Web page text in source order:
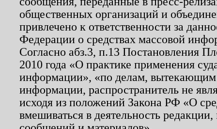
общественных организаций и
привлечено к ответственности за
Федерации о средствах массовой
Согласно абз.3, п.13 Постановления
2010 года «О практике применения
информации», «по делам, вытекающим
информации, распространитель не
исходя из положений Закона РФ «О
вмешиваться в деятельность